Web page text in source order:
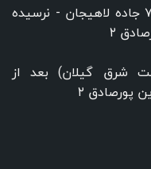
اتوبان رشت به لاهیجان - کیلومتر ۷ جاده لاهیجان - نرسیده
۲
شرق گیلان) بعد از